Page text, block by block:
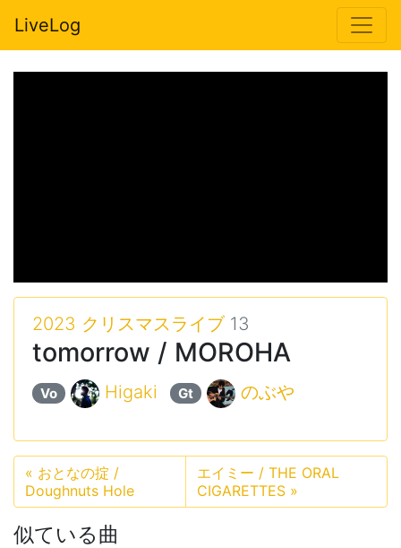
LiveLog
2023 クリスマスライブ13
tomorrow / MOROHA
Vo Higaki Gt のぶや
« おとなの掟 /
Doughnuts Hole
エイミー / THE ORAL
CIGARETTES »
似ている曲